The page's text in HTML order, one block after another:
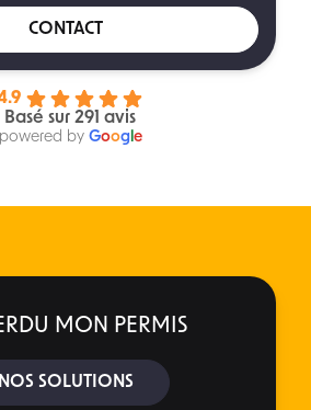
CONTACT
Basé sur 291 avis
powered by Googl e
MON PERMIS
NOS SOLUTIONS